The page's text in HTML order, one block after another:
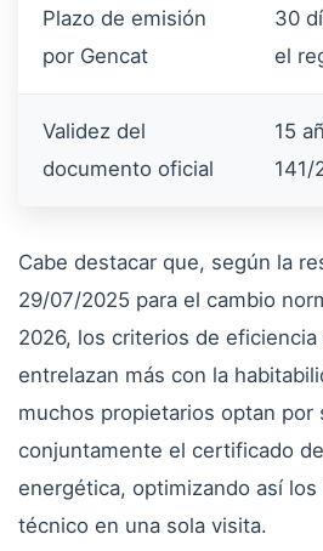
Plazo de emisión
por Gencat
30
el
Validez del
documento oficial
15
141/
Cabe destacar que, según la
29/07/2025 para el cambio
2026, los criterios de
entrelazan más con la
muchos propietarios optan por
conjuntamente el certificado
energética, optimizando así los
técnico en una sola visita.